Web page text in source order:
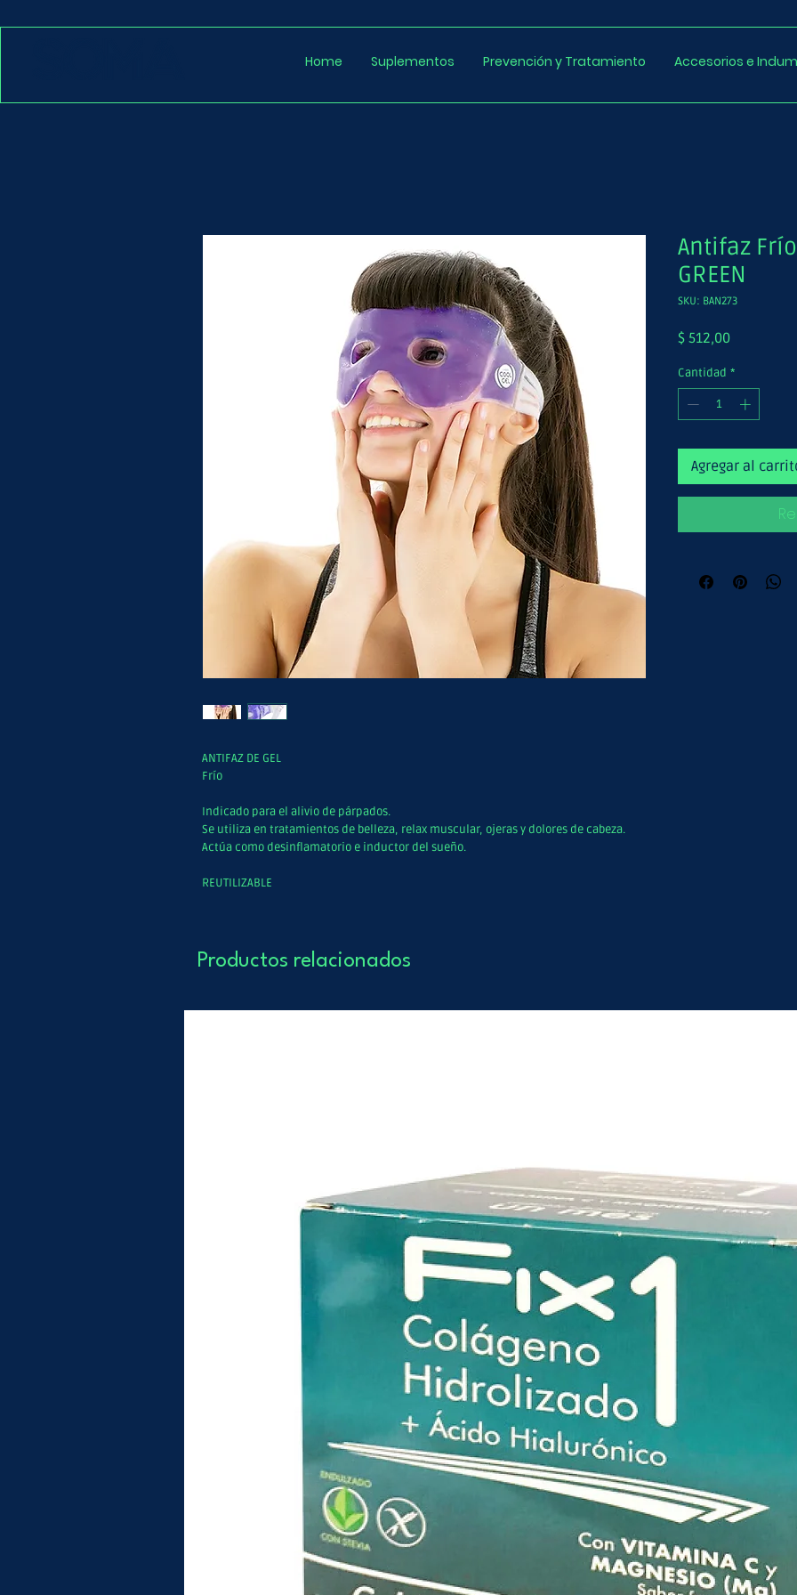
Home Suplementos Prevención y Tratamiento Accesorios e
ANTIFAZ DE GEL
Frío
Indicado para el alivio de párpados.
Se utiliza en tratamientos de belleza, relax muscular, ojeras y dolores de cabeza.
Actúa como desinflamatorio e inductor del sueño.
REUTILIZABLE
Antifaz Frío
GREEN
SKU: BAN273
$ 512,00Precio
Cantidad *
Agregar al
Productos relacionados